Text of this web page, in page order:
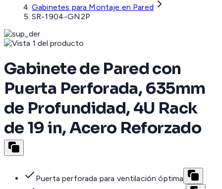
Gabinetes para Montaje en Pared
SR-1904-GN2P
Gabinete de Pared con
Puerta Perforada, 635mm
de Profundidad, 4U Rack
de 19 in, Acero Reforzado
Puerta perforada para ventilación óptima